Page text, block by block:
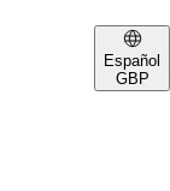
Español
GBP